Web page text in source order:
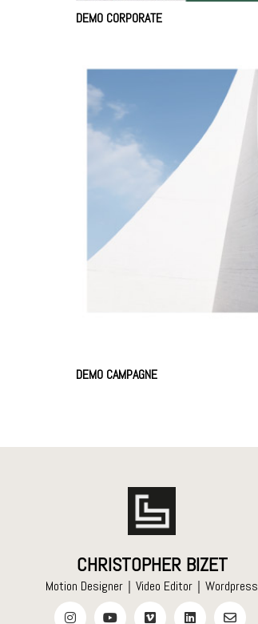
DEMO CORPORATE
DEMO CAMPAGNE
CHRISTOPHER BIZET
Motion Designer｜Video Editor｜Wordpress